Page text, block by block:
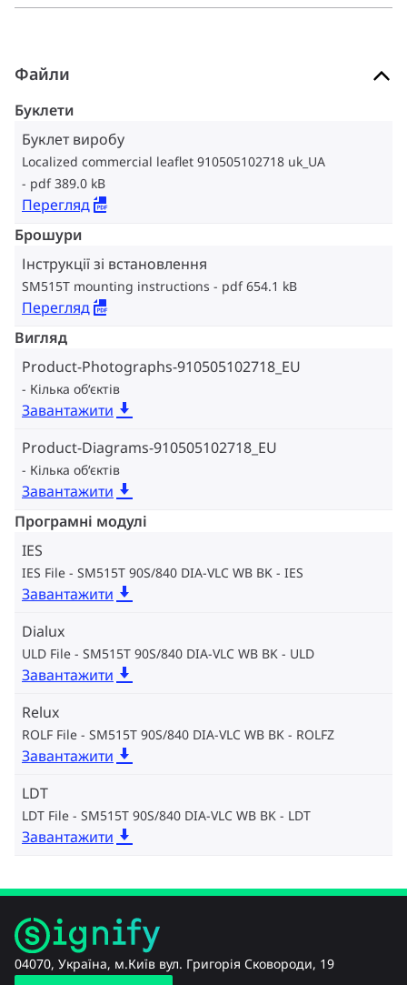
Файли
Буклети
Буклет виробу
Localized commercial leaflet 910505102718 uk_UA
pdf 389.0 kB
Перегляд
Брошури
Інструкції зі встановлення
SM515T mounting instructions pdf 654.1 kB
Перегляд
Вигляд
Product-Photographs-910505102718_EU
Кілька об‘єктів
Завантажити
Product-Diagrams-910505102718_EU
Кілька об‘єктів
Завантажити
Програмні модулі
IES
IES File - SM515T 90S/840 DIA-VLC WB BK IES
Завантажити
Dialux
ULD File - SM515T 90S/840 DIA-VLC WB BK ULD
Завантажити
Relux
ROLF File - SM515T 90S/840 DIA-VLC WB BK ROLFZ
Завантажити
LDT
LDT File - SM515T 90S/840 DIA-VLC WB BK LDT
Завантажити
04070, Україна, м.Київ вул. Григорія Сковороди, 19